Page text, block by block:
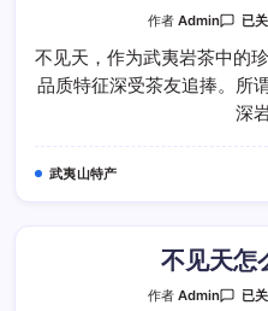
作者Admin
不
天
哪
个
山
场
已
不见天，作为武夷岩茶中的
品质特征深受茶友追捧。所
深
武夷山特产
不见天怎
作者Admin
不
已